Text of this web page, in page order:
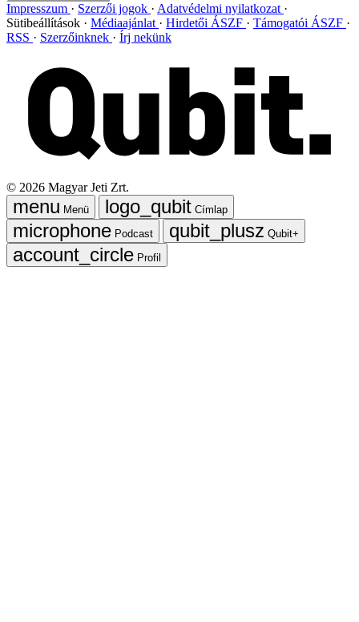
Impresszum Szerzői jogok
Adatvédelmi nyilatkozat
Sütibeállítások
Médiaajánlat Hirdetői ÁSZF
Támogatói ÁSZF
RSS
Szerzőinknek Írj nekünk
© 2026 Magyar Jeti Zrt.
Menü
Címlap
Podcast
Qubit+
Profil